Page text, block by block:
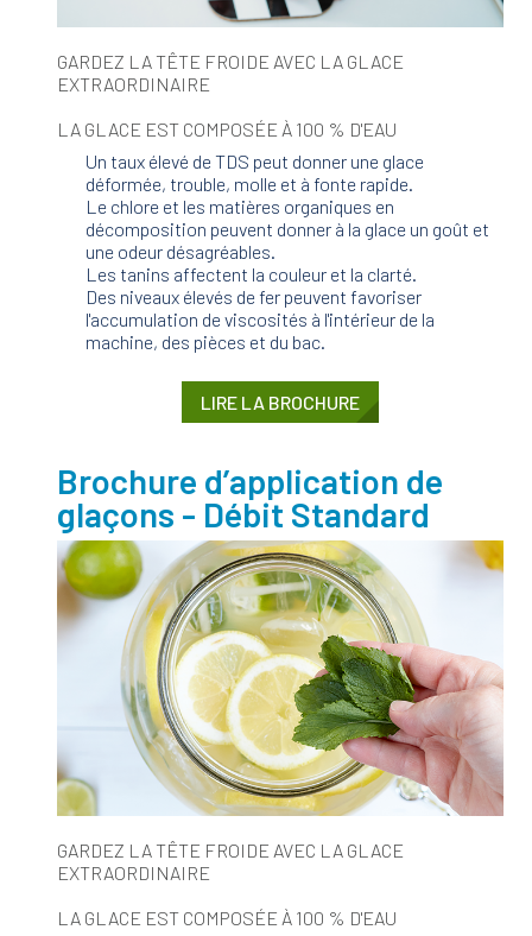
GARDEZ LA TÊTE FROIDE AVEC LA GLACE
EXTRAORDINAIRE
LA GLACE EST COMPOSÉE À 100 % D'EAU
Un taux élevé de TDS peut donner une glace
déformée, trouble, molle et à fonte rapide.
Le chlore et les matières organiques en
décomposition peuvent donner à la glace un goût et
une odeur désagréables.
Les tanins affectent la couleur et la clarté.
Des niveaux élevés de fer peuvent favoriser
l'accumulation de viscosités à l'intérieur de la
machine, des pièces et du bac.
LIRE LA BROCHURE
Brochure d’application de
glaçons - Débit Standard
GARDEZ LA TÊTE FROIDE AVEC LA GLACE
EXTRAORDINAIRE
LA GLACE EST COMPOSÉE À 100 % D'EAU